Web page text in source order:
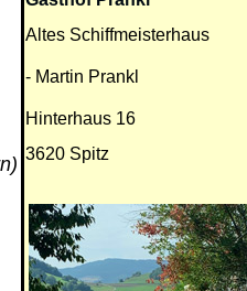
Altes Schiffmeisterhaus
- Martin Prankl
Hinterhaus 16
3620 Spitz